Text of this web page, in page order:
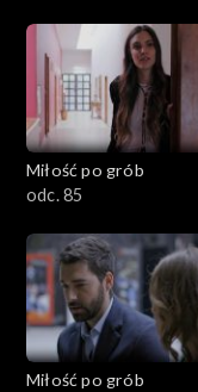
Miłość po grób
odc. 85
Miłość po grób